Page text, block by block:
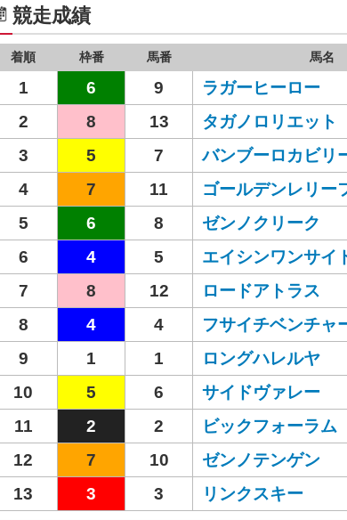
競走成績
着順 枠番 馬番 馬名
1 6 9 ラガーヒーロー
2
8 13 タガノロリエット
3
5 7 バンブーロカビリ
4
7 11 ゴールデンレリー
5
6 8 ゼンノクリーク
6
4 5 エイシンワンサイ
7
8 12 ロードアトラス
8
4 4 フサイチベンチャ
9
1 1 ロングハレルヤ
10
5 6 サイドヴァレー
11
2 2 ビックフォーラム
12
7 10 ゼンノテンゲン
13
3 3 リンクスキー